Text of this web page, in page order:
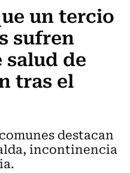
un tercio
sufren
de
tras el
destacan
incontinencia